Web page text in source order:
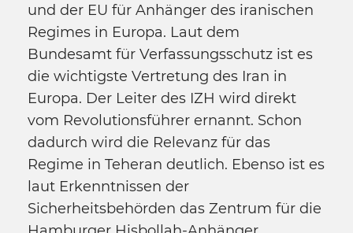
und der EU für Anhänger des iranischen
Regimes in Europa. Laut dem
Bundesamt für Verfassungsschutz ist es
die wichtigste Vertretung des Iran in
Europa. Der Leiter des IZH wird direkt
vom Revolutionsführer ernannt. Schon
dadurch wird die Relevanz für das
Regime in Teheran deutlich. Ebenso ist es
laut Erkenntnissen der
Sicherheitsbehörden das Zentrum für die